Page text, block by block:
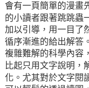
會有一頁簡單的漫畫
的小讀者跟著跳跳蟲
加以引導，用一目了
循序漸進的給出解答
複雜難解的科學內容
比起只用文字說明，
化。尤其對於文字閱